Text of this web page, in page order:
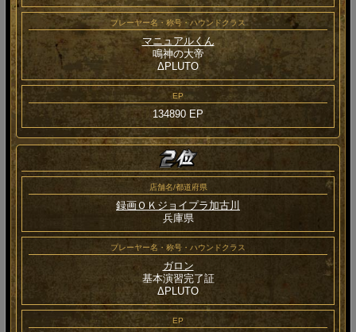
プレーヤー名・称号・ハウンドクラス
マニュアルくん
鳴神の大帝
ΔPLUTO
EP
134890 EP
店舗名/都道府県
録画ＯＫジョイプラ加古川
兵庫県
プレーヤー名・称号・ハウンドクラス
ガロン
基本演習完了証
ΔPLUTO
EP